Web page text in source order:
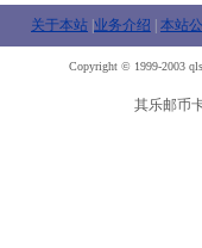
关于本站 业务介绍 本站
Copyright © 1999-2003
其乐邮币